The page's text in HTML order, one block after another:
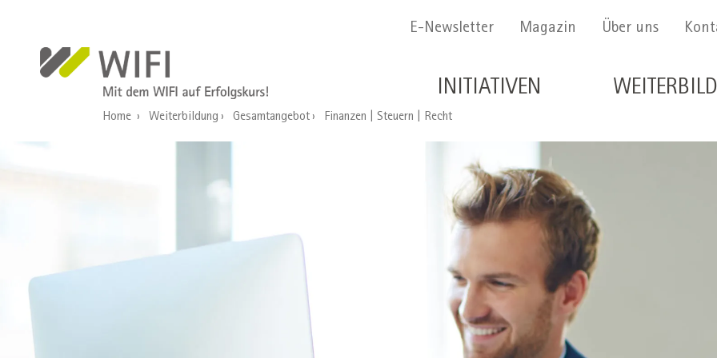
Menu Secondario
E-Newsletter Magazin Über uns
Navigazione principale de
INITIATIVEN
Home Weiterbildung Gesamtangebot Finanzen | Steuern | Recht